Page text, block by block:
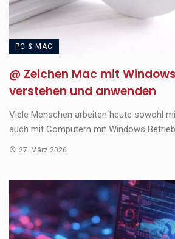
PC & MAC
@ Zeichen Mac mit
verstehen und anwenden
Viele Menschen arbeiten heute sowohl
auch mit Computern mit Windows
27. März 2026